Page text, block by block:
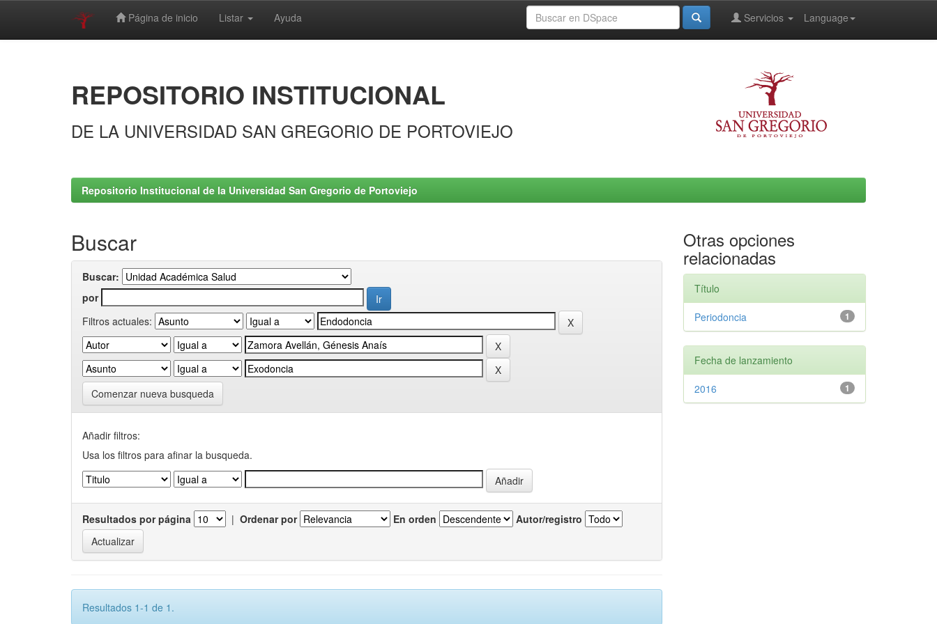
Página de inicio Listar Ayuda Language
Servicios
REPOSITORIO INSTITUCIONAL
DE LA UNIVERSIDAD SAN GREGORIO DE PORTOVIEJO
Repositorio Institucional de la Universidad San Gregorio de Portoviejo
Buscar
Buscar:
por
Filtros actuales:
Comenzar nueva busqueda
Añadir filtros:
Usa los filtros para afinar la busqueda.
Resultados por página | Ordenar por En orden Autor/registro
Resultados 1-1 de 1.
Otras opciones
relacionadas
Título
1
Periodoncia
Fecha de lanzamiento
1
2016